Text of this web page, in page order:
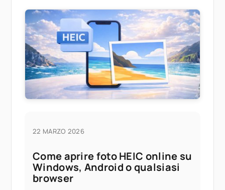
22 MARZO 2026
Come aprire foto HEIC online su
Windows, Android o qualsiasi
browser